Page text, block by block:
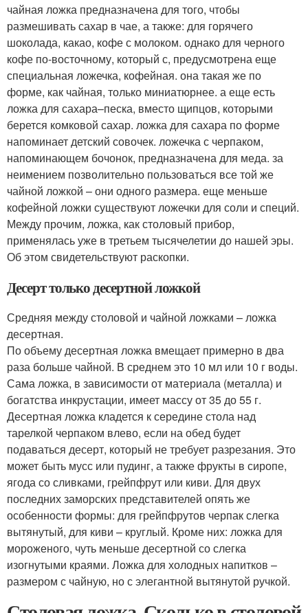
чайная ложка предназначена для того, чтобы
размешивать сахар в чае, а также: для горячего
шоколада, какао, кофе с молоком. однако для черного
кофе по-восточному, который с, предусмотрена еще
специальная ложечка, кофейная. она такая же по
форме, как чайная, только миниатюрнее. а еще есть
ложка для сахара–песка, вместо щипцов, которыми
берется комковой сахар. ложка для сахара по форме
напоминает детский совочек. ложечка с черпаком,
напоминающем бочонок, предназначена для меда. за
неимением позволительно пользоваться все той же
чайной ложкой – они одного размера. еще меньше
кофейной ложки существуют ложечки для соли и специй.
Между прочим, ложка, как столовый прибор,
применялась уже в третьем тысячелетии до нашей эры.
Об этом свидетельствуют раскопки.
Десерт только десертной ложкой
Средняя между столовой и чайной ложками – ложка
десертная.
По объему десертная ложка вмещает примерно в два
раза больше чайной. В среднем это 10 мл или 10 г воды.
Сама ложка, в зависимости от материала (металла) и
богатства инкрустации, имеет массу от 35 до 55 г.
Десертная ложка кладется к середине стола над
тарелкой черпаком влево, если на обед будет
подаваться десерт, который не требует разрезания. Это
может быть мусс или пудинг, а также фрукты в сиропе,
ягода со сливками, грейпфрут или киви. Для двух
последних заморских представителей опять же
особенности формы: для грейпфрутов черпак слегка
вытянутый, для киви – круглый. Кроме них: ложка для
мороженого, чуть меньше десертной со слегка
изогнутыми краями. Ложка для холодных напитков –
размером с чайную, но с элегантной вытянутой ручкой.